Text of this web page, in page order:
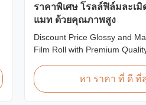
ราคาพิเศษ โรลล์ฟิล์มละเมิ
แมท ด้วยคุณภาพสูง
Discount Price Glossy and
Film Roll with Premium
matte lamination film rolls, we
premium quality with the
หา ราคา ที่ ดี ที่